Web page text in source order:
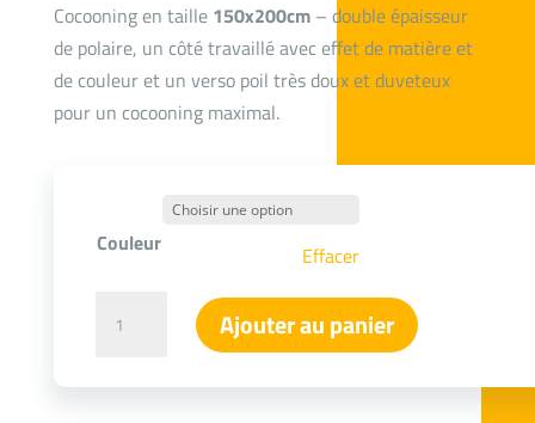
€70,00
à
€76,00
Cocooning en taille 150x200cm– double épaisseur
de polaire, un côté travaillé avec effet de matière et
de couleur et un verso poil très doux et duveteux
pour un cocooning maximal.
Couleur
Effacer
Ajouter au panier